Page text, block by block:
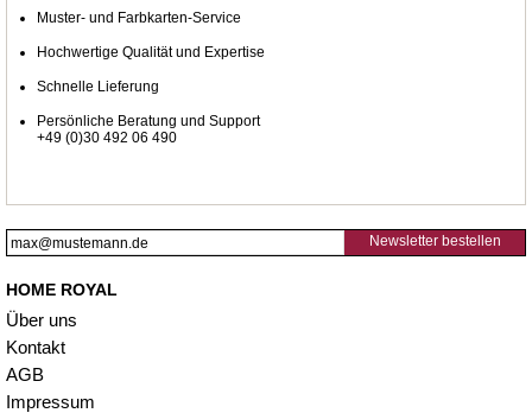
Muster- und Farbkarten-Service
Hochwertige Qualität und Expertise
Schnelle Lieferung
Persönliche Beratung und Support
+49 (0)30 492 06 490
Newsletter bestellen
HOME ROYAL
Über uns
Kontakt
AGB
Impressum